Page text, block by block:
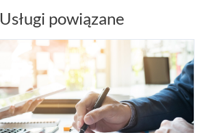
Usługi powiązane